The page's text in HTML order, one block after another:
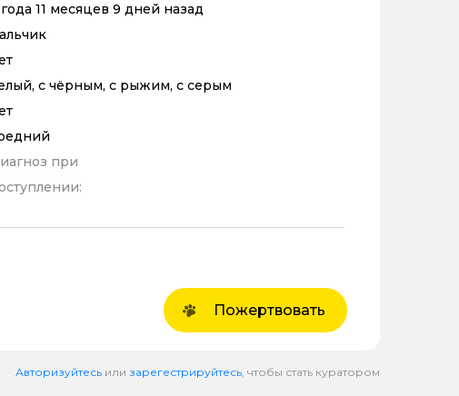
11 месяцев 9 дней назад
с чёрным, с рыжим, с серым
при
Пожертвовать
Авторизуйтесь или зарегестрируйтесь , чтобы стать куратором